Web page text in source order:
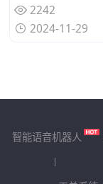
2242
2024-11-29
智能语音机器人